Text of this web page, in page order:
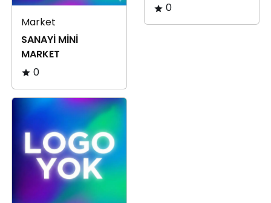
Market
SANAYİ MİNİ
MARKET
0
0